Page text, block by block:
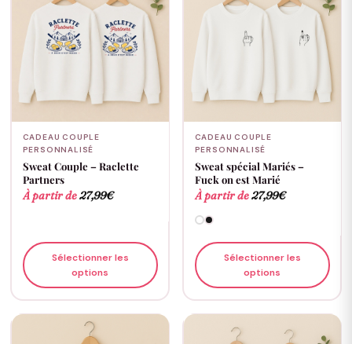
CADEAU COUPLE
PERSONNALISÉ
Sweat Couple – Raclette
Partners
À partir de27,99€
Sélectionner les
options
CADEAU COUPLE
PERSONNALISÉ
Sweat spécial Mariés –
Fuck on est Marié
À partir de27,99€
Sélectionner les
options